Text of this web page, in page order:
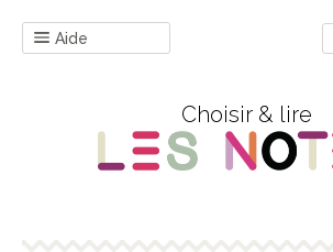
Aide
Choisir & lire